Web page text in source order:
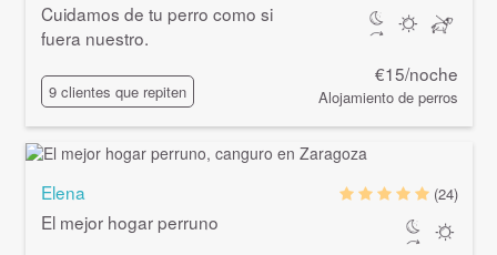
Cuidamos de tu perro como si
fuera nuestro.
9 clientes que repiten
€15/noche
Alojamiento de perros
Elena
El mejor hogar perruno
(24)